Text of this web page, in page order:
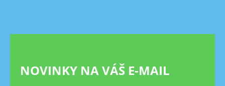
NOVINKY NA VÁŠ E-MAIL